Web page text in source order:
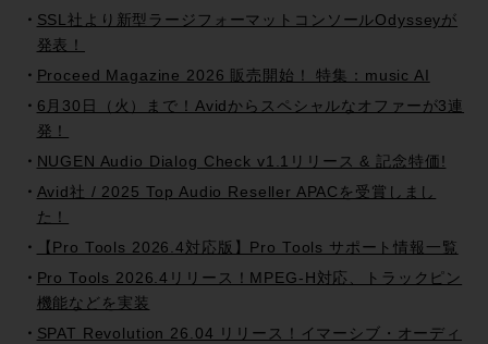
SSL社より新型ラージフォーマットコンソールOdysseyが
発表！
Proceed Magazine 2026 販売開始！ 特集：music AI
6月30日（火）まで！Avidからスペシャルなオファーが3連
発！
NUGEN Audio Dialog Check v1.1リリース & 記念特価!
Avid社 / 2025 Top Audio Reseller APACを受賞しまし
た！
【Pro Tools 2026.4対応版】Pro Tools サポート情報一覧
Pro Tools 2026.4リリース！MPEG-H対応、トラックピン
機能などを実装
SPAT Revolution 26.04 リリース！イマーシブ・オーディ